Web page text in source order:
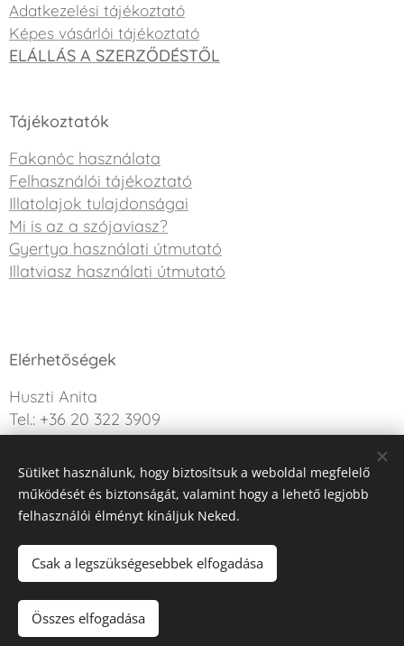
Adatkezelési tájékoztató
Képes vásárlói tájékoztató
ELÁLLÁS A SZERZŐDÉSTŐL
Tájékoztatók
Fakanóc használata
Felhasználói tájékoztató
Illatolajok tulajdonságai
Mi is az a szójaviasz?
Gyertya használati útmutató
Illatviasz használati útmutató
Elérhetőségek
Huszti Anita
Tel.: +36 20 322 3909
Kérdésed van? Írj nekünk!
Az oldalt a Webnode működteti
Sütiket használunk, hogy biztosítsuk a weboldal megfelelő
működését és biztonságát, valamint hogy a lehető legjobb
felhasználói élményt kínáljuk Neked.
Csak a legszükségesebbek elfogadása
Összes elfogadása